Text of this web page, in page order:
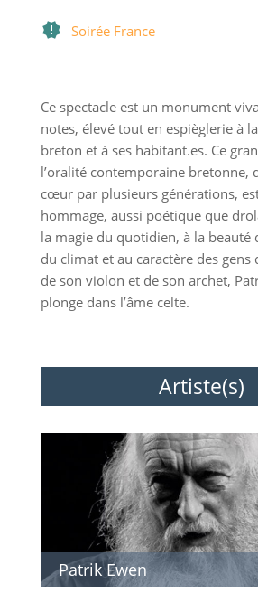
Soirée France
Ce spectacle est un monument
notes, élevé tout en espièglerie à
breton et à ses habitant.es. Ce
l’oralité contemporaine bretonne,
cœur par plusieurs générations,
hommage, aussi poétique que
la magie du quotidien, à la beauté
du climat et au caractère des gens
de son violon et de son archet,
plonge dans l’âme celte.
Artiste(s)
Patrik Ewen